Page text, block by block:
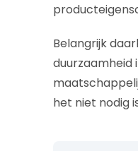
Belangrijk
duurzaamheid
het niet nodig